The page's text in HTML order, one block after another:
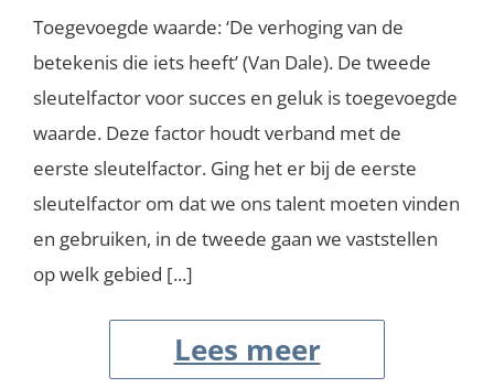
Toegevoegde waarde: ‘De verhoging van de
betekenis die iets heeft’ (Van Dale). De tweede
sleutelfactor voor succes en geluk is toegevoegde
waarde. Deze factor houdt verband met de
eerste sleutelfactor. Ging het er bij de eerste
sleutelfactor om dat we ons talent moeten vinden
en gebruiken, in de tweede gaan we vaststellen
op welk gebied [...]
Lees meer